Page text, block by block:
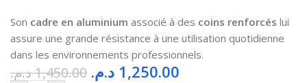
Son cadre en aluminium associé à des coins renforcés lui
assure une grande résistance à une utilisation quotidienne
dans les environnements professionnels.
1,450.00د.م. 1,250.00 د.م.